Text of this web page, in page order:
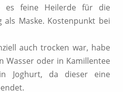
feine Heilerde für die
als Maske. Kostenpunkt bei
auch trocken war, habe
Wasser oder in Kamillentee
Joghurt, da dieser eine